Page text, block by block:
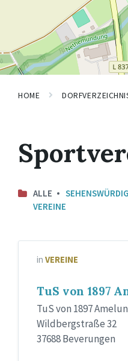
HOME
ALLE
VEREINE
in VEREINE
TuS von 1897
TuS von 1897
Wildbergstraße 32
37688 Beverungen